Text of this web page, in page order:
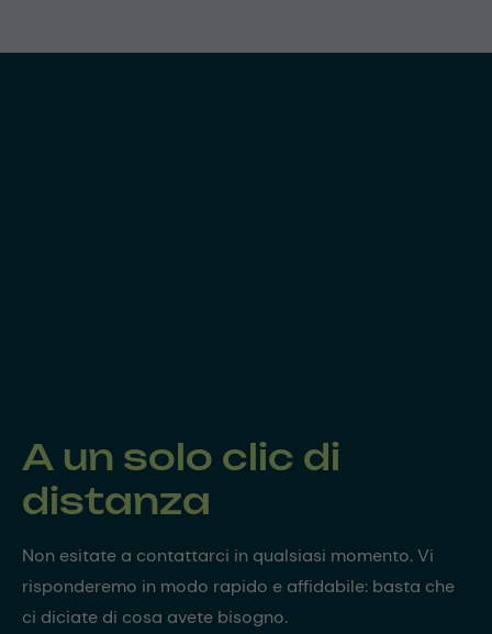
A un solo clic di
distanza
Non esitate a contattarci in qualsiasi momento. Vi
risponderemo in modo rapido e affidabile: basta che
ci diciate di cosa avete bisogno.